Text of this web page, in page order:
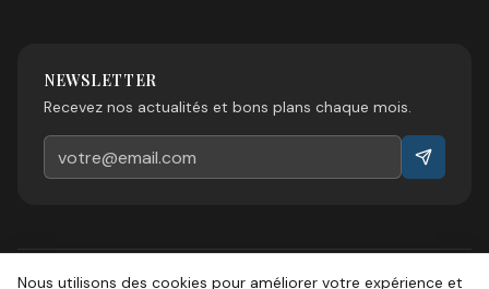
NEWSLETTER
Recevez nos actualités et bons plans chaque mois.
Nous utilisons des cookies pour améliorer votre expérience et